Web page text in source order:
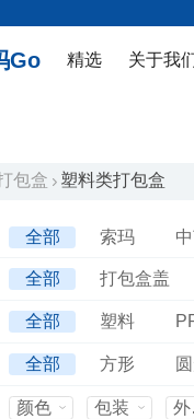
Go 精选 关于我
包盒 塑料类打包盒
全部 索玛
赛卓
梅洋
全部
打包盒盖
三明治盒盖
塑
全部 塑料
pet+纸
全部 方形
长方形2格
五格
颜色 包装